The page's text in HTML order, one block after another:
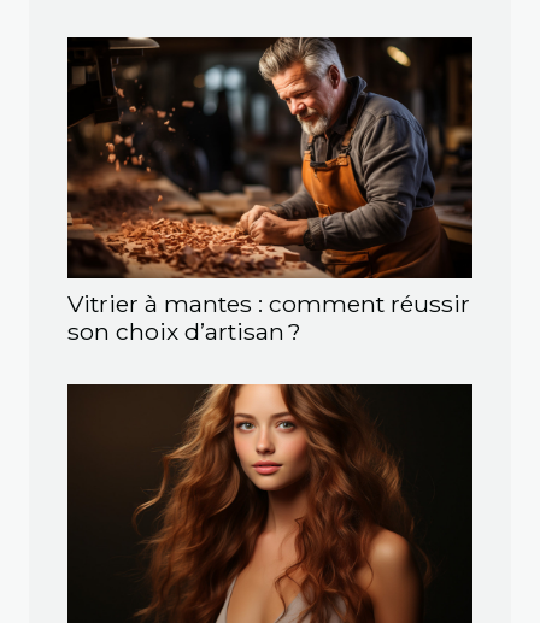
Vitrier à mantes : comment réussir
son choix d’artisan ?